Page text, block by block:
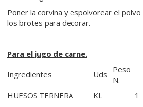
Poner la corvina y espolvorear el polvo
los brotes para decorar.
Para el jugo de carne.
Ingredientes Uds
Peso
N.
HUESOS TERNERA
KL
1